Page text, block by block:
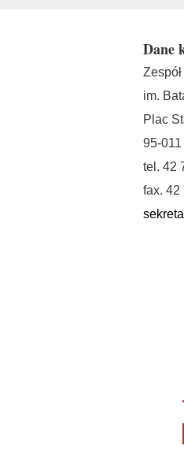
Dane
im.
Plac
95-
tel. 42
fax. 42